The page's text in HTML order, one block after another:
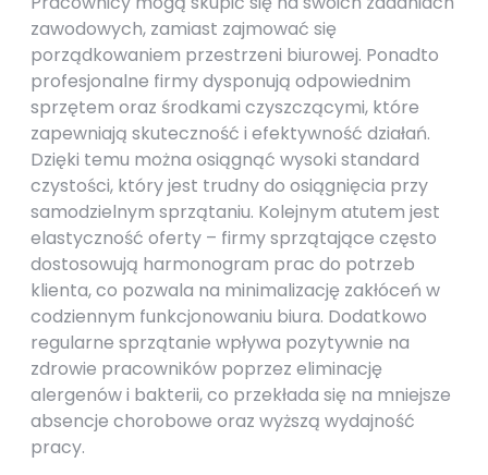
zawodowych, zamiast zajmować się
porządkowaniem przestrzeni biurowej. Ponadto
profesjonalne firmy dysponują odpowiednim
sprzętem oraz środkami czyszczącymi, które
zapewniają skuteczność i efektywność działań.
Dzięki temu można osiągnąć wysoki standard
czystości, który jest trudny do osiągnięcia przy
samodzielnym sprzątaniu. Kolejnym atutem jest
elastyczność oferty – firmy sprzątające często
dostosowują harmonogram prac do potrzeb
klienta, co pozwala na minimalizację zakłóceń w
codziennym funkcjonowaniu biura. Dodatkowo
regularne sprzątanie wpływa pozytywnie na
zdrowie pracowników poprzez eliminację
alergenów i bakterii, co przekłada się na mniejsze
absencje chorobowe oraz wyższą wydajność
pracy.